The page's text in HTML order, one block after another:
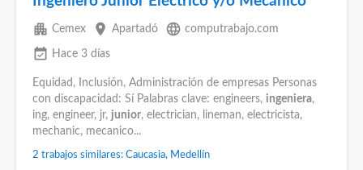
apartment Cemex place Apartadó language computrabajo.com
event_available Hace 3 días
Equidad, Inclusión, Administración de empresas Personas
con discapacidad: Sí Palabras clave: engineers, ingeniera,
ing, engineer, jr, junior, electrician, lineman, electricista,
mechanic, mecanico...
2 trabajos similares: Caucasia, Medellín